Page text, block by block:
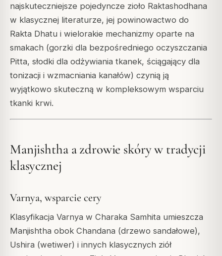
najskuteczniejsze pojedyncze zioło Raktashodhana
w klasycznej literaturze, jej powinowactwo do
Rakta Dhatu i wielorakie mechanizmy oparte na
smakach (gorzki dla bezpośredniego oczyszczania
Pitta, słodki dla odżywiania tkanek, ściągający dla
tonizacji i wzmacniania kanałów) czynią ją
wyjątkowo skuteczną w kompleksowym wsparciu
tkanki krwi.
Manjishtha a zdrowie skóry w tradycji
klasycznej
Varnya, wsparcie cery
Klasyfikacja Varnya w Charaka Samhita umieszcza
Manjishtha obok Chandana (drzewo sandałowe),
Ushira (wetiwer) i innych klasycznych ziół